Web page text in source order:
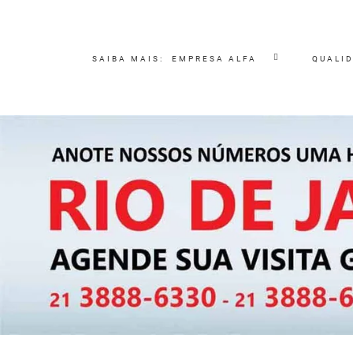
SAIBA MAIS: EMPRESA ALFA